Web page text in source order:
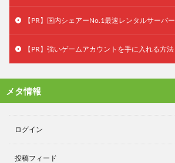
【PR】国内シェアーNo.1最速レンタルサーバー
【PR】強いゲームアカウントを手に入れる方法
メタ情報
ログイン
投稿フィード